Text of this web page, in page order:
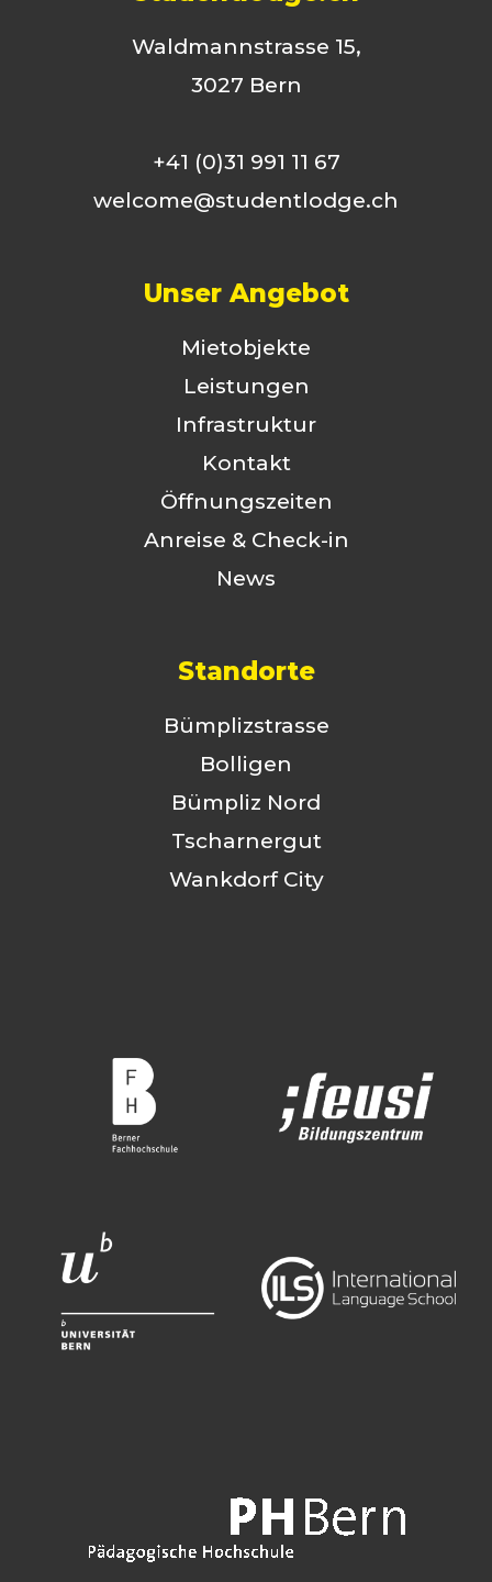
Waldmannstrasse 15,
3027 Bern
+41 (0)31 991 11 67
welcome@studentlodge.ch
Unser Angebot
Mietobjekte
Leistungen
Infrastruktur
Kontakt
Öffnungszeiten
Anreise & Check-in
News
Standorte
Bümplizstrasse
Bolligen
Bümpliz Nord
Tscharnergut
Wankdorf City